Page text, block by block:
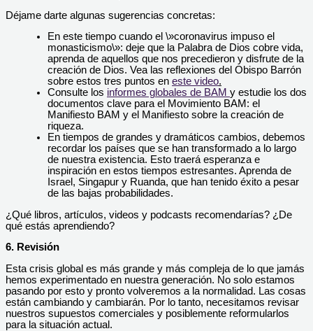
Déjame darte algunas sugerencias concretas:
En este tiempo cuando el \»coronavirus impuso el
monasticismo\»: deje que la Palabra de Dios cobre vida,
aprenda de aquellos que nos precedieron y disfrute de la
creación de Dios. Vea las reflexiones del Obispo Barrón
sobre estos tres puntos en este video.
Consulte los informes globales de BAM y estudie los dos
documentos clave para el Movimiento BAM: el
Manifiesto BAM y el Manifiesto sobre la creación de
riqueza.
En tiempos de grandes y dramáticos cambios, debemos
recordar los países que se han transformado a lo largo
de nuestra existencia. Esto traerá esperanza e
inspiración en estos tiempos estresantes. Aprenda de
Israel, Singapur y Ruanda, que han tenido éxito a pesar
de las bajas probabilidades.
¿Qué libros, artículos, videos y podcasts recomendarías? ¿De
qué estás aprendiendo?
6. Revisión
Esta crisis global es más grande y más compleja de lo que jamás
hemos experimentado en nuestra generación. No solo estamos
pasando por esto y pronto volveremos a la normalidad. Las cosas
están cambiando y cambiarán. Por lo tanto, necesitamos revisar
nuestros supuestos comerciales y posiblemente reformularlos
para la situación actual.